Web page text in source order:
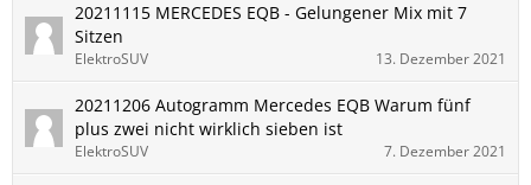
20211115 MERCEDES EQB - Gelungener Mix mit 7
Sitzen
ElektroSUV 13. Dezember 2021
20211206 Autogramm Mercedes EQB Warum fünf
plus zwei nicht wirklich sieben ist
ElektroSUV 7. Dezember 2021